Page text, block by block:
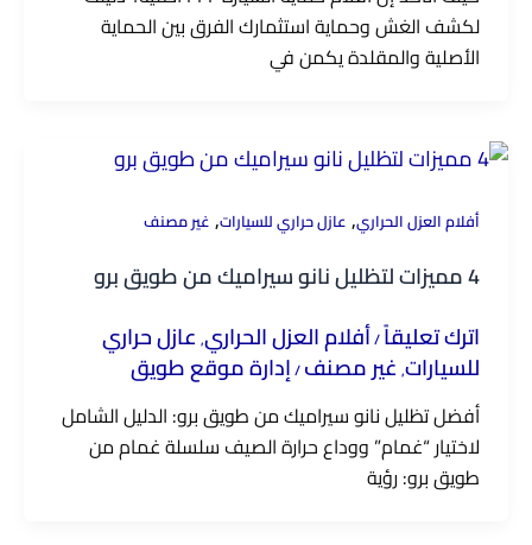
لكشف الغش وحماية استثمارك الفرق بين الحماية
الأصلية والمقلدة يكمن في
أفلام العزل الحراري, عازل حراري للسيارات, غير مصنف
4 مميزات لتظليل نانو سيراميك من طويق برو
اترك تعليقاً/أفلام العزل الحراري, عازل حراري
للسيارات, غير مصنف/إدارة موقع طويق
أفضل تظليل نانو سيراميك من طويق برو: الدليل الشامل
لاختيار “غمام” ووداع حرارة الصيف سلسلة غمام من
طويق برو: رؤية